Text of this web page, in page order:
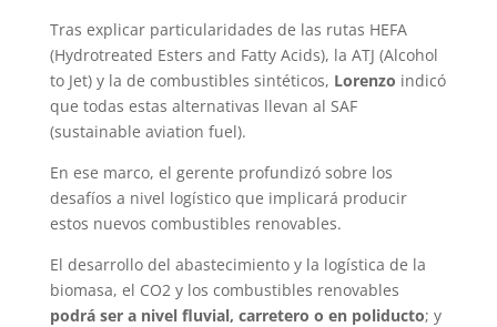
Tras explicar particularidades de las rutas HEFA
(Hydrotreated Esters and Fatty Acids), la ATJ (Alcohol
to Jet) y la de combustibles sintéticos, Lorenzo indicó
que todas estas alternativas llevan al SAF
(sustainable aviation fuel).
En ese marco, el gerente profundizó sobre los
desafíos a nivel logístico que implicará producir
estos nuevos combustibles renovables.
El desarrollo del abastecimiento y la logística de la
biomasa, el CO2 y los combustibles renovables
podrá ser a nivel fluvial, carretero o en poliducto; y